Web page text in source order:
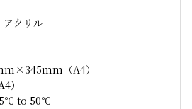
アクリル
（A4）
）
5℃ to 50℃